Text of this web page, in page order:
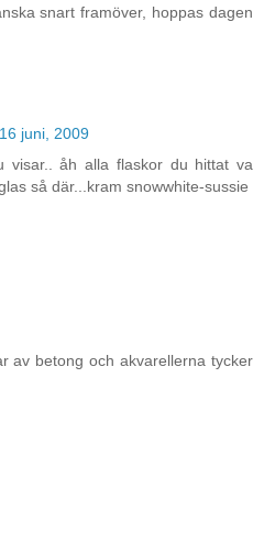
snart framöver, hoppas dagen
16 juni, 2009
visar.. åh alla flaskor du hittat va
så där...kram snowwhite-sussie
av betong och akvarellerna tycker